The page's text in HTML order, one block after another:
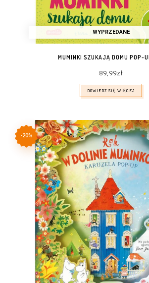
WYPRZEDANE
MUMINKI SZUKAJĄ DOMU POP-
89,99zł
DOWIEDZ SIĘ WIĘCEJ
-20%